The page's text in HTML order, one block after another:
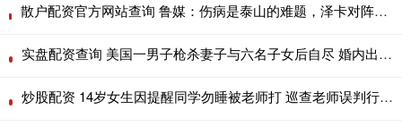
散户配资官方网站查询 鲁媒：伤病是泰山的难题，泽卡对阵海港被换下因内收肌发紧
实盘配资查询 美国一男子枪杀妻子与六名子女后自尽 婚内出轨引发悲剧
炒股配资 14岁女生因提醒同学勿睡被老师打 巡查老师误判行为引发争议